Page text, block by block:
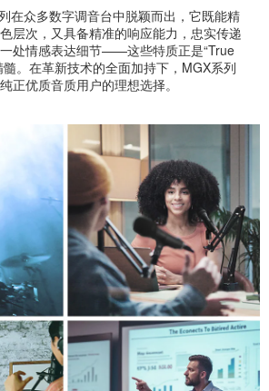
在众多数字调音台中脱颖而出，它既能精
层次，又具备精准的响应能力，忠实传递
处情感表达细节——这些特质正是“True
。在革新技术的全面加持下，MGX系列
正优质音质用户的理想选择。